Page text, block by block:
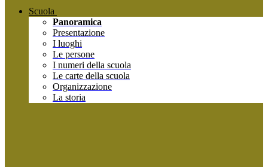
Scuola
Panoramica
Presentazione
I luoghi
Le persone
I numeri della scuola
Le carte della scuola
Organizzazione
La storia